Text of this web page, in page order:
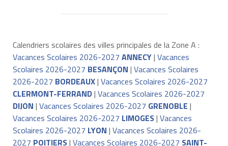
Calendriers scolaires des villes principales de la Zone A :
Vacances Scolaires 2026-2027 ANNECY| Vacances
Scolaires 2026-2027 BESANÇON | Vacances Scolaires
2026-2027 BORDEAUX| Vacances Scolaires 2026-2027
CLERMONT-FERRAND| Vacances Scolaires 2026-2027
DIJON | Vacances Scolaires 2026-2027 GRENOBLE |
Vacances Scolaires 2026-2027 LIMOGES| Vacances
Scolaires 2026-2027 LYON | Vacances Scolaires 2026-
2027 POITIERS| Vacances Scolaires 2026-2027 SAINT-